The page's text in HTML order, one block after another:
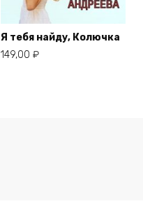
Я тебя найду, Колючка
149,00 ₽